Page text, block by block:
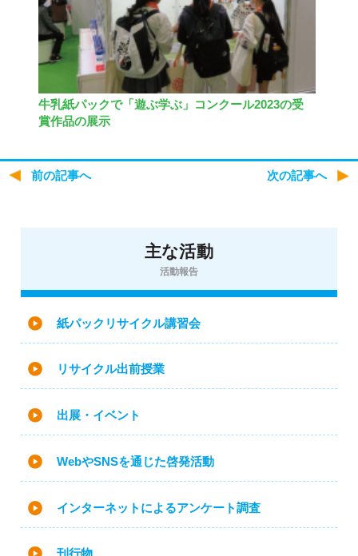
牛乳紙パックで「遊ぶ学ぶ」コンクール2023の受
賞作品の展示
前の記事へ 次の記事へ
主な活動
活動報告
紙パックリサイクル講習会
リサイクル出前授業
出展・イベント
WebやSNSを通じた啓発活動
インターネットによるアンケート調査